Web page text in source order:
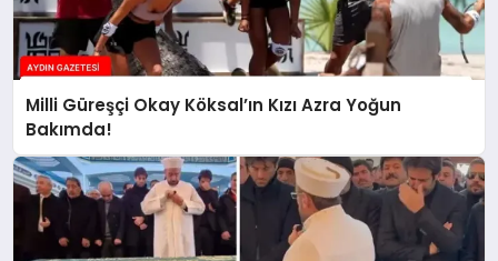
Milli Güreşçi Okay Köksal’ın Kızı Azra Yoğun
Bakımda!